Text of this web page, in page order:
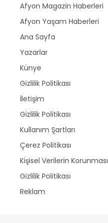
Afyon Magazin Haberleri
Afyon Yaşam Haberleri
Ana Sayfa
Yazarlar
Künye
Gizlilik Politikası
İletişim
Gizlilik Politikası
Kullanım Şartları
Çerez Politikası
Kişisel Verilerin Korunması
Gizlilik Politikası
Reklam